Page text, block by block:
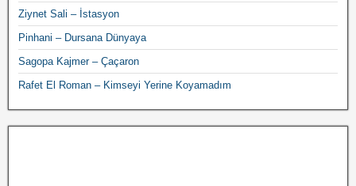
Ziynet Sali – İstasyon
Pinhani – Dursana Dünyaya
Sagopa Kajmer – Çaçaron
Rafet El Roman – Kimseyi Yerine Koyamadım